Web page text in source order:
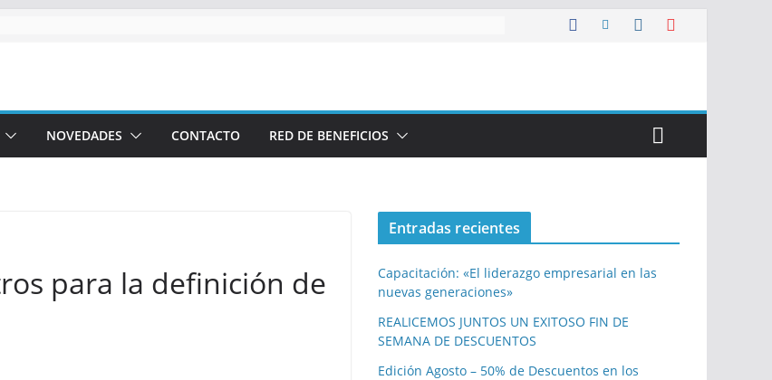
NOVEDADES CONTACTO RED DE BENEFICIOS
para la definición de
Entradas recientes
Capacitación: «El liderazgo empresarial en las
nuevas generaciones»
REALICEMOS JUNTOS UN EXITOSO FIN DE
SEMANA DE DESCUENTOS
Edición Agosto – 50% de Descuentos en los